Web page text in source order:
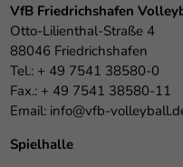
VfB Friedrichshafen
Otto-Lilienthal-Straße 4
88046 Friedrichshafen
Tel.: + 49 7541 38580-0
Fax.: + 49 7541 38580-11
Email: info@vfb-
Spielhalle